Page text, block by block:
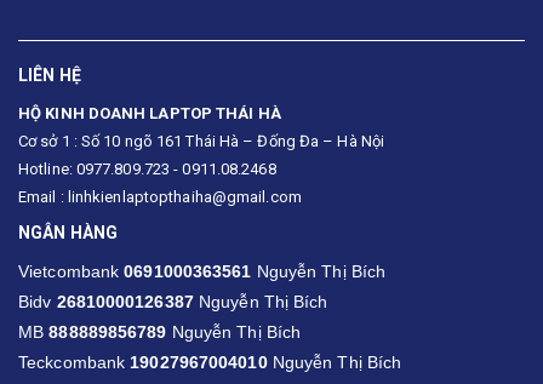
LIÊN HỆ
HỘ KINH DOANH LAPTOP THÁI HÀ
Cơ sở 1 : Số 10 ngõ 161 Thái Hà – Đống Đa – Hà Nội
Hotline: 0977.809.723 - 0911.08.2468
Email : linhkienlaptopthaiha@gmail.com
NGÂN HÀNG
Vietcombank0691000363561 Nguyễn Thị Bích
Bidv 26810000126387Nguyễn Thị Bích
MB888889856789 Nguyễn Thị Bích
Teckcombank 19027967004010Nguyễn Thị Bích